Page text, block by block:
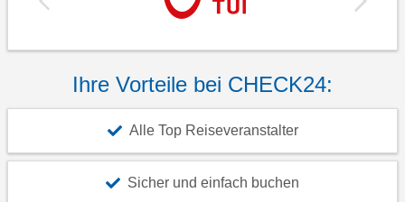
Ihre Vorteile bei CHECK24:
Alle Top Reiseveranstalter
Sicher und einfach buchen